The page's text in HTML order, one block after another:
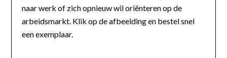
naar werk of zich opnieuw wil oriënteren op de
arbeidsmarkt. Klik op de afbeelding en bestel snel
een exemplaar.